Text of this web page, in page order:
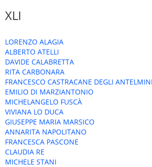
XLI
LORENZO ALAGIA
ALBERTO ATELLI
DAVIDE CALABRETTA
RITA CARBONARA
FRANCESCO CASTRACANE DEGLI
EMILIO DI MARZIANTONIO
MICHELANGELO FUSCÀ
VIVIANA LO DUCA
GIUSEPPE MARIA MARSICO
ANNARITA NAPOLITANO
FRANCESCA PASCONE
CLAUDIA RE
MICHELE STANI